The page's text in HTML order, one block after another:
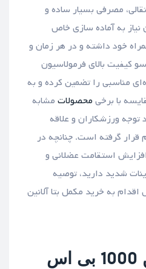
مصرفی بسیار ساده و
نیاز به آماده سازی خاص
خود داشته و در هر زمان و
کیفیت بالای فرمولاسیون
مناسبی را تضمین کرده و به
با برخی محصولات مشابه
توجه ورزشکاران و علاقه
گرفته است. چنانچه در
استقامت عضلانی و
شدید دارید، توصیه
به خرید مکمل بتا آلانین
ویال ال آرژنین 1000 بی اس